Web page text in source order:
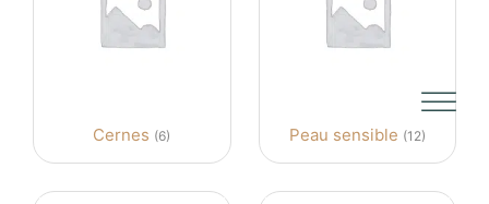
Cernes (6) Peau sensible (12)